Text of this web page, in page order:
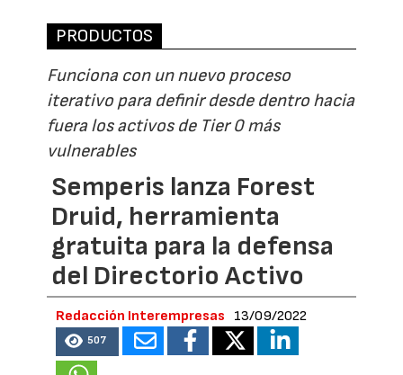
PRODUCTOS
Funciona con un nuevo proceso
iterativo para definir desde dentro hacia
fuera los activos de Tier 0 más
vulnerables
Semperis lanza Forest
Druid, herramienta
gratuita para la defensa
del Directorio Activo
Redacción Interempresas 13/09/2022
507